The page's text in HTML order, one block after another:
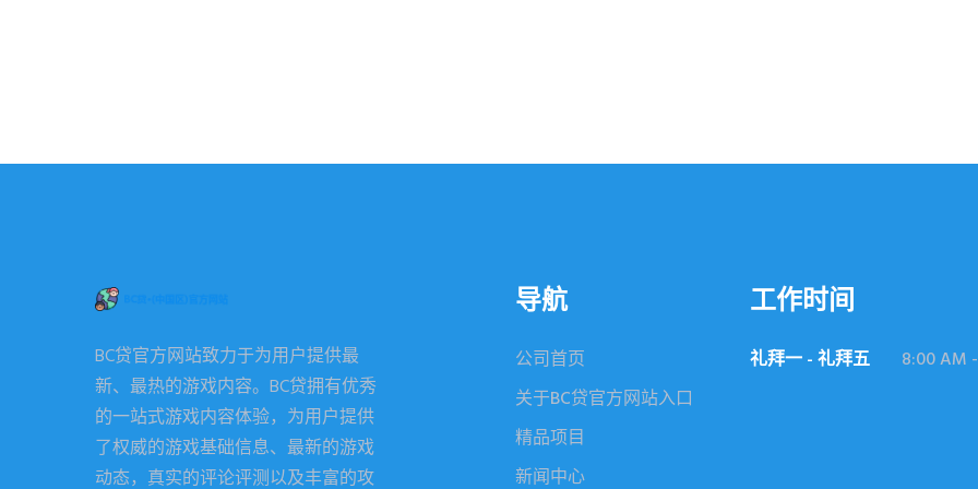
BC贷官方网站致力于为用户提供最
新、最热的游戏内容。BC贷拥有优秀
的一站式游戏内容体验，为用户提供
了权威的游戏基础信息、最新的游戏
动态，真实的评论评测以及丰富的攻
导航
公司首页
关于BC贷官方网站入口
精品项目
新闻中心
工作时间
礼拜一 - 礼拜五 8:00 AM